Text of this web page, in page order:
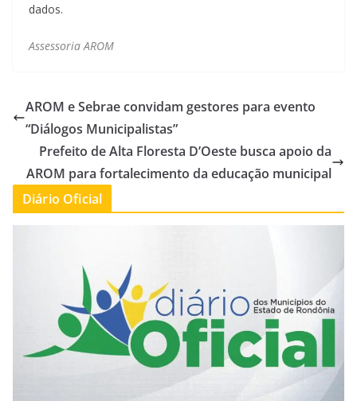
dados.
Assessoria AROM
AROM e Sebrae convidam gestores para evento
“Diálogos Municipalistas”
Prefeito de Alta Floresta D’Oeste busca apoio da
AROM para fortalecimento da educação municipal
Diário Oficial